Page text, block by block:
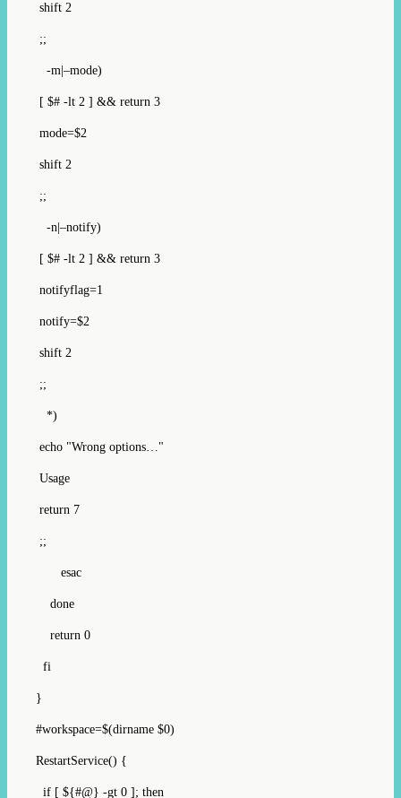
shift 2
;;
-m|–mode)
[ $# -lt 2 ] && return 3
mode=$2
shift 2
;;
-n|–notify)
[ $# -lt 2 ] && return 3
notifyflag=1
notify=$2
shift 2
;;
*)
echo "Wrong options…"
Usage
return 7
;;
esac
done
return 0
fi
}
#workspace=$(dirname $0)
RestartService() {
if [ ${#@} -gt 0 ]; then